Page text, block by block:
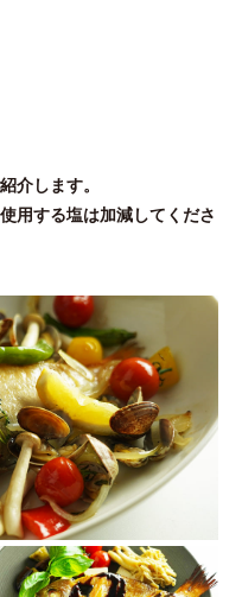
介します。
用する塩は加減してくださ